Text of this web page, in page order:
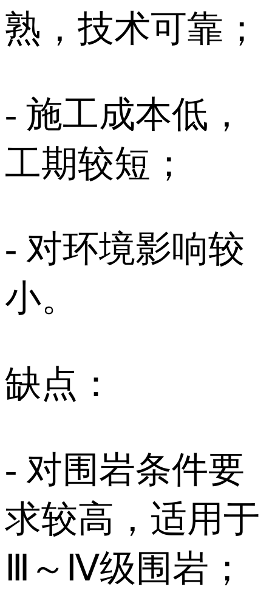
熟，技术可靠；
- 施工成本低，
工期较短；
- 对环境影响较
小。
缺点：
- 对围岩条件要
求较高，适用于
Ⅲ～Ⅳ级围岩；